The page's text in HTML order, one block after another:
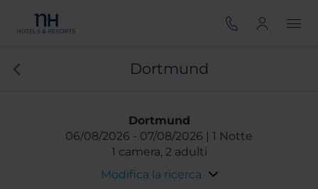
Dortmund
Dortmund
06/08/2026
07/08/2026
1 Notte
1 camera, 2 adulti
Modifica la ricerca